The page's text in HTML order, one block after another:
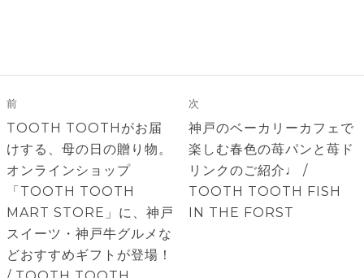
稿
ナ
ビ
ゲ
ー
シ
ョ
ン
前
前
の
投
稿:
TOOTH TOOTHがお届
けする、母の日の贈り物。
オンラインショップ
「TOOTH TOOTH
MART STORE」に、神戸
スイーツ・神戸牛グルメな
どおすすめギフトが登場！
次
次
の
投
稿:
神戸のベーカリーカフェで
楽しむ春色の苺パンと苺ド
リンクのご紹介♩ /
TOOTH TOOTH FISH
IN THE FORST